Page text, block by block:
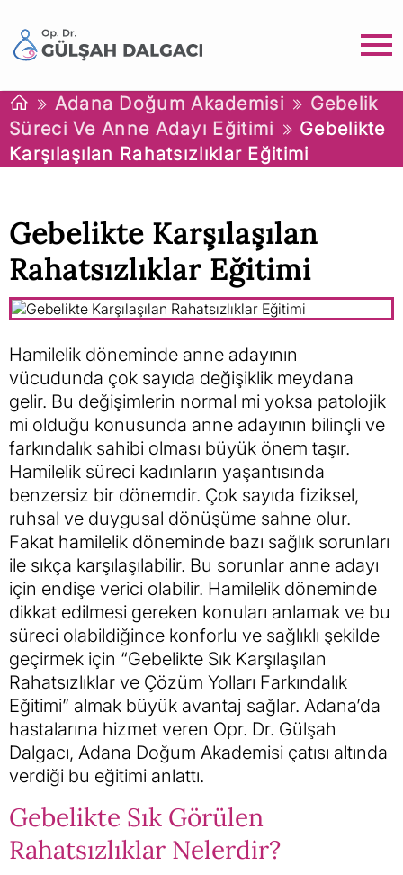
Adana Doğum Akademisi
Gebelik
Süreci Ve Anne Adayı Eğitimi
Gebelikte
Karşılaşılan Rahatsızlıklar Eğitimi
Gebelikte Karşılaşılan
Rahatsızlıklar Eğitimi
Hamilelik döneminde anne adayının
vücudunda çok sayıda değişiklik meydana
gelir. Bu değişimlerin normal mi yoksa patolojik
mi olduğu konusunda anne adayının bilinçli ve
farkındalık sahibi olması büyük önem taşır.
Hamilelik süreci kadınların yaşantısında
benzersiz bir dönemdir. Çok sayıda fiziksel,
ruhsal ve duygusal dönüşüme sahne olur.
Fakat hamilelik döneminde bazı sağlık sorunları
ile sıkça karşılaşılabilir. Bu sorunlar anne adayı
için endişe verici olabilir. Hamilelik döneminde
dikkat edilmesi gereken konuları anlamak ve bu
süreci olabildiğince konforlu ve sağlıklı şekilde
geçirmek için “Gebelikte Sık Karşılaşılan
Rahatsızlıklar ve Çözüm Yolları Farkındalık
Eğitimi” almak büyük avantaj sağlar. Adana’da
hastalarına hizmet veren Opr. Dr. Gülşah
Dalgacı, Adana Doğum Akademisi çatısı altında
verdiği bu eğitimi anlattı.
Gebelikte Sık Görülen
Rahatsızlıklar Nelerdir?